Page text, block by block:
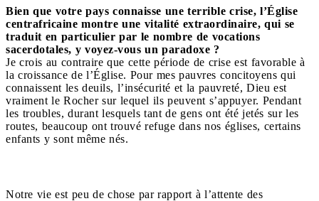
Bien que votre pays connaisse une terrible crise, l’Église
centrafricaine montre une vitalité extraordinaire, qui se
traduit en particulier par le nombre de vocations
sacerdotales, y voyez-vous un paradoxe ?
Je crois au contraire que cette période de crise est favorable à
la croissance de l’Église. Pour mes pauvres concitoyens qui
connaissent les deuils, l’insécurité et la pauvreté, Dieu est
vraiment le Rocher sur lequel ils peuvent s’appuyer. Pendant
les troubles, durant lesquels tant de gens ont été jetés sur les
routes, beaucoup ont trouvé refuge dans nos églises, certains
enfants y sont même nés.
Notre vie est peu de chose par rapport à l’attente des